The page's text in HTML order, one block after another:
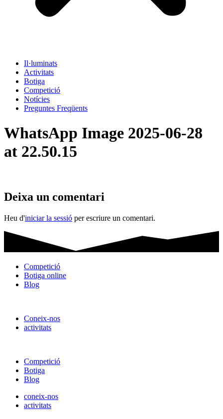
Il·luminats
Activitats
Botiga
Competició
Notícies
Preguntes Freqüents
WhatsApp Image 2025-06-28
at 22.50.15
Deixa un comentari
Heu d'iniciar la sessió per escriure un comentari.
Competició
Botiga online
Blog
Coneix-nos
activitats
Competició
Botiga
Blog
coneix-nos
activitats